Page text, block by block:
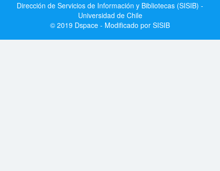
Dirección de Servicios de Información y Bibliotecas (SISIB) -
Universidad de Chile
© 2019 Dspace - Modificado por SISIB